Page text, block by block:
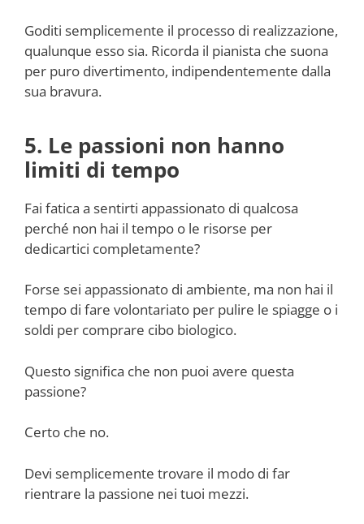
Goditi semplicemente il processo di realizzazione,
qualunque esso sia. Ricorda il pianista che suona
per puro divertimento, indipendentemente dalla
sua bravura.
5. Le passioni non hanno
limiti di tempo
Fai fatica a sentirti appassionato di qualcosa
perché non hai il tempo o le risorse per
dedicartici completamente?
Forse sei appassionato di ambiente, ma non hai il
tempo di fare volontariato per pulire le spiagge o i
soldi per comprare cibo biologico.
Questo significa che non puoi avere questa
passione?
Certo che no.
Devi semplicemente trovare il modo di far
rientrare la passione nei tuoi mezzi.